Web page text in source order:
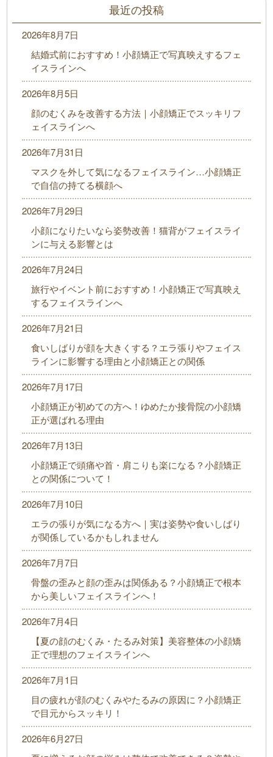
最近の投稿
結婚式前におすすめ！小顔矯正で写真映えするフェ
イスラインへ
2026年8月7日
顔のむくみを改善する方法｜小顔矯正でスッキリフ
ェイスラインへ
2026年8月5日
マスクを外して気になるフェイスライン…小顔矯正
で自信の持てる横顔へ
2026年7月31日
小顔になりたいなら姿勢改善！猫背がフェイスライ
ンに与える影響とは
2026年7月29日
旅行やイベント前におすすめ！小顔矯正で写真映え
するフェイスラインへ
2026年7月24日
食いしばりが顔を大きくする？エラ張りやフェイス
ラインに影響する理由と小顔矯正との関係
2026年7月21日
小顔矯正が初めての方へ！ゆめたか接骨院の小顔矯
正が選ばれる理由
2026年7月17日
小顔矯正で頭痛や首・肩こりも楽になる？小顔矯正
との関係について！
2026年7月13日
エラの張りが気になる方へ｜実は姿勢や食いしばり
が関係しているかもしれません
2026年7月10日
骨盤の歪みと顔の歪みは関係ある？小顔矯正で根本
から美しいフェイスラインへ！
2026年7月7日
【夏の顔のむくみ・たるみ対策】美容整体の小顔矯
正で理想のフェイスラインへ
2026年7月4日
目の疲れが顔のむくみやたるみの原因に？小顔矯正
で目元からスッキリ！
2026年7月1日
2026年6月27日